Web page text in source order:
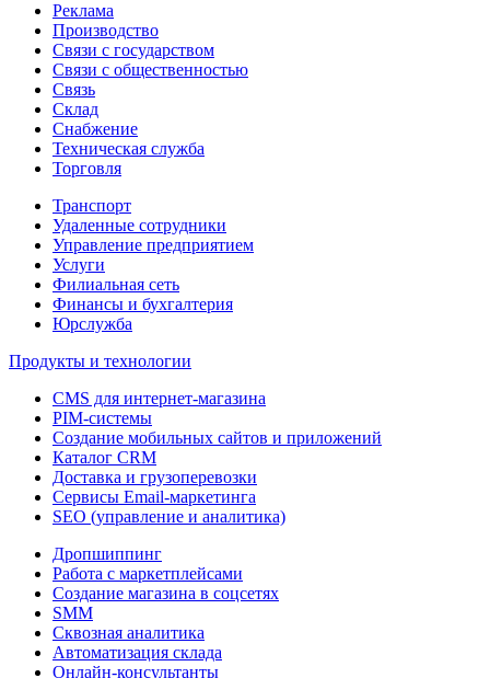
Реклама
Производство
Связи с государством
Связи с общественностью
Связь
Склад
Снабжение
Техническая служба
Торговля
Транспорт
Удаленные сотрудники
Управление предприятием
Услуги
Филиальная сеть
Финансы и бухгалтерия
Юрслужба
Продукты и технологии
CMS для интернет-магазина
PIM-системы
Создание мобильных сайтов и приложений
Каталог CRM
Доставка и грузоперевозки
Сервисы Email-маркетинга
SEO (управление и аналитика)
Дропшиппинг
Работа с маркетплейсами
Создание магазина в соцсетях
SMM
Сквозная аналитика
Автоматизация склада
Онлайн-консультанты